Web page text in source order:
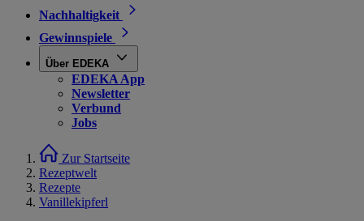
Nachhaltigkeit
Gewinnspiele
Über EDEKA
EDEKA App
Newsletter
Verbund
Jobs
Zur Startseite
Rezeptwelt
Rezepte
Vanillekipferl